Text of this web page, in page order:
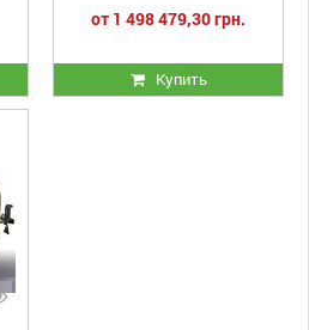
от 1 498 479,30 грн.
Купить